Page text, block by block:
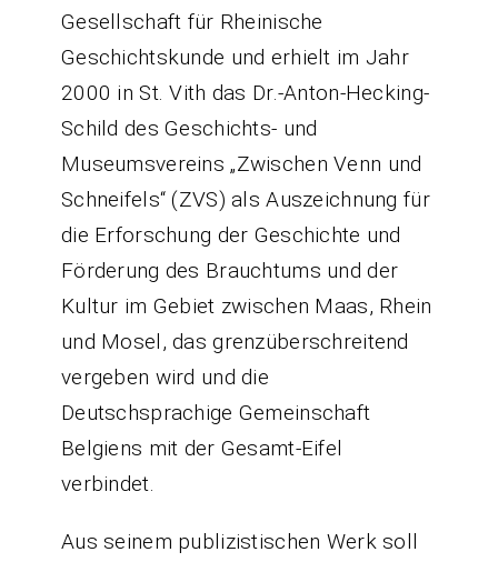
Gesellschaft für Rheinische
Geschichtskunde und erhielt im Jahr
2000 in St. Vith das Dr.-Anton-Hecking-
Schild des Geschichts- und
Museumsvereins „Zwischen Venn und
Schneifels“ (ZVS) als Auszeichnung für
die Erforschung der Geschichte und
Förderung des Brauchtums und der
Kultur im Gebiet zwischen Maas, Rhein
und Mosel, das grenzüberschreitend
vergeben wird und die
Deutschsprachige Gemeinschaft
Belgiens mit der Gesamt-Eifel
verbindet.
Aus seinem publizistischen Werk soll